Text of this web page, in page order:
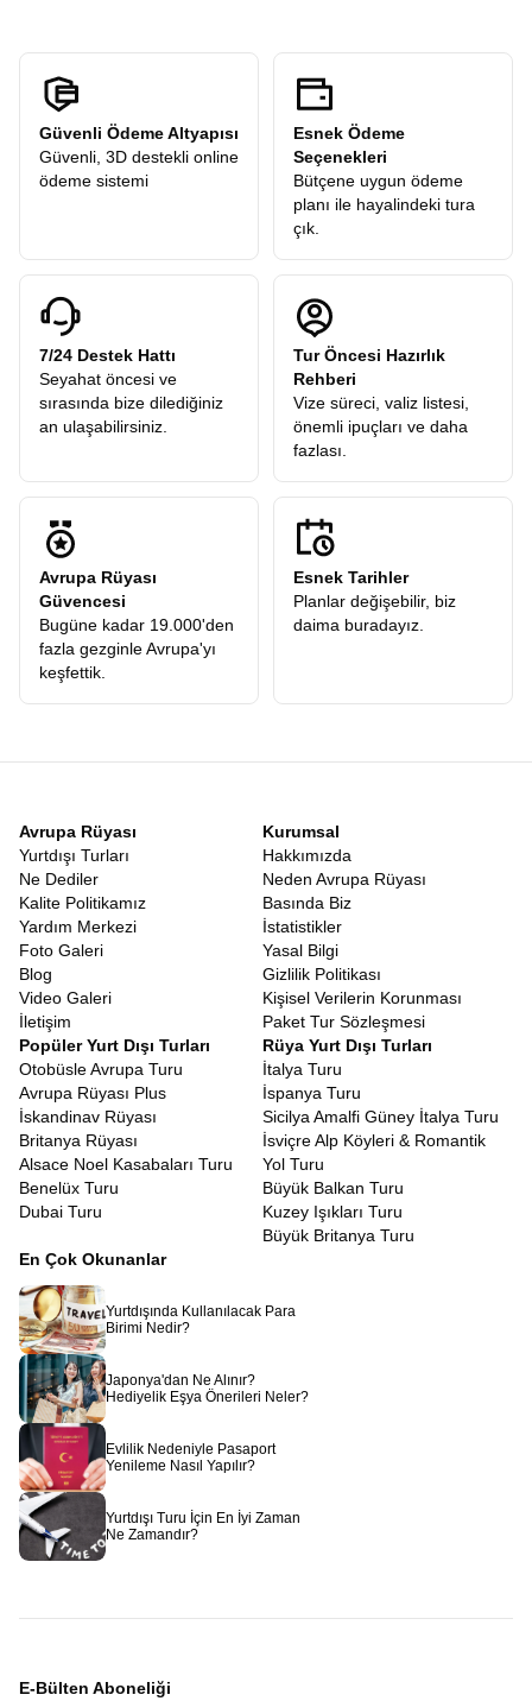
Güvenli Ödeme Altyapısı
Güvenli, 3D destekli online
ödeme sistemi
Esnek Ödeme
Seçenekleri
Bütçene uygun ödeme
planı ile hayalindeki tura
çık.
7/24 Destek Hattı
Seyahat öncesi ve
sırasında bize dilediğiniz
an ulaşabilirsiniz.
Tur Öncesi Hazırlık
Rehberi
Vize süreci, valiz listesi,
önemli ipuçları ve daha
fazlası.
Avrupa Rüyası
Güvencesi
Bugüne kadar 19.000'den
fazla gezginle Avrupa'yı
keşfettik.
Esnek Tarihler
Planlar değişebilir, biz
daima buradayız.
Avrupa Rüyası
Yurtdışı Turları
Ne Dediler
Kalite Politikamız
Yardım Merkezi
Foto Galeri
Blog
Video Galeri
İletişim
Kurumsal
Hakkımızda
Neden Avrupa Rüyası
Basında Biz
İstatistikler
Yasal Bilgi
Gizlilik Politikası
Kişisel Verilerin Korunması
Paket Tur Sözleşmesi
Popüler Yurt Dışı Turları
Otobüsle Avrupa Turu
Avrupa Rüyası Plus
İskandinav Rüyası
Britanya Rüyası
Alsace Noel Kasabaları Turu
Benelüx Turu
Dubai Turu
Rüya Yurt Dışı Turları
İtalya Turu
İspanya Turu
Sicilya Amalfi Güney İtalya Turu
İsviçre Alp Köyleri & Romantik
Yol Turu
Büyük Balkan Turu
Kuzey Işıkları Turu
Büyük Britanya Turu
En Çok Okunanlar
Yurtdışında Kullanılacak Para
Birimi Nedir?
Japonya'dan Ne Alınır?
Hediyelik Eşya Önerileri Neler?
Evlilik Nedeniyle Pasaport
Yenileme Nasıl Yapılır?
Yurtdışı Turu İçin En İyi Zaman
Ne Zamandır?
E-Bülten Aboneliği